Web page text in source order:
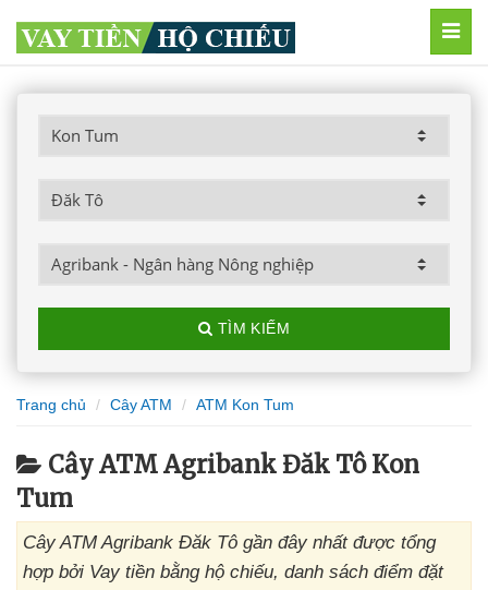
TÌM KIẾM
Trang chủ Cây ATM ATM Kon Tum
Cây ATM Agribank Đăk Tô Kon
Tum
Cây ATM Agribank Đăk Tô gần đây nhất được tổng
hợp bởi Vay tiền bằng hộ chiếu, danh sách điểm đặt